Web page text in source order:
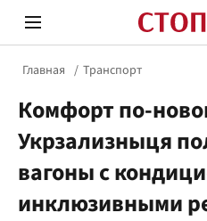
Стоп Политической Коррупции
Главная Транспорт
Комфорт по-
Укрзализныця
вагоны с
инклюзивными